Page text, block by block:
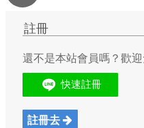
註冊
還不是本站會員嗎？歡迎
註冊去